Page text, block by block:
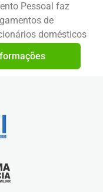
Pessoal faz
de
domésticos